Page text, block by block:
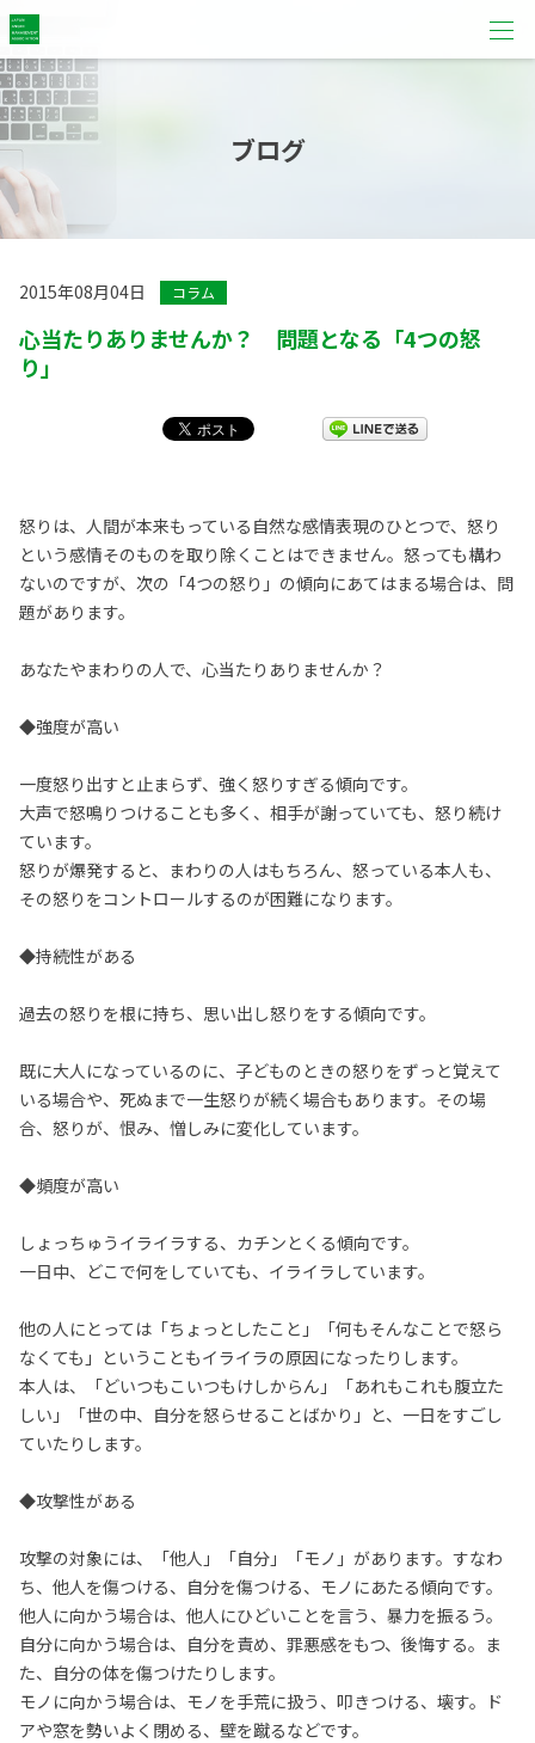
ブログ
2015年08月04日 コラム
心当たりありませんか？ 問題となる「4つの怒
り」
怒りは、人間が本来もっている自然な感情表現のひとつで、怒り
という感情そのものを取り除くことはできません。怒っても構わ
ないのですが、次の「4つの怒り」の傾向にあてはまる場合は、問
題があります。
あなたやまわりの人で、心当たりありませんか？
◆強度が高い
一度怒り出すと止まらず、強く怒りすぎる傾向です。
大声で怒鳴りつけることも多く、相手が謝っていても、怒り続け
ています。
怒りが爆発すると、まわりの人はもちろん、怒っている本人も、
その怒りをコントロールするのが困難になります。
◆持続性がある
過去の怒りを根に持ち、思い出し怒りをする傾向です。
既に大人になっているのに、子どものときの怒りをずっと覚えて
いる場合や、死ぬまで一生怒りが続く場合もあります。その場
合、怒りが、恨み、憎しみに変化しています。
◆頻度が高い
しょっちゅうイライラする、カチンとくる傾向です。
一日中、どこで何をしていても、イライラしています。
他の人にとっては「ちょっとしたこと」「何もそんなことで怒ら
なくても」ということもイライラの原因になったりします。
本人は、「どいつもこいつもけしからん」「あれもこれも腹立た
しい」「世の中、自分を怒らせることばかり」と、一日をすごし
ていたりします。
◆攻撃性がある
攻撃の対象には、「他人」「自分」「モノ」があります。すなわ
ち、他人を傷つける、自分を傷つける、モノにあたる傾向です。
他人に向かう場合は、他人にひどいことを言う、暴力を振るう。
自分に向かう場合は、自分を責め、罪悪感をもつ、後悔する。ま
た、自分の体を傷つけたりします。
モノに向かう場合は、モノを手荒に扱う、叩きつける、壊す。ド
アや窓を勢いよく閉める、壁を蹴るなどです。